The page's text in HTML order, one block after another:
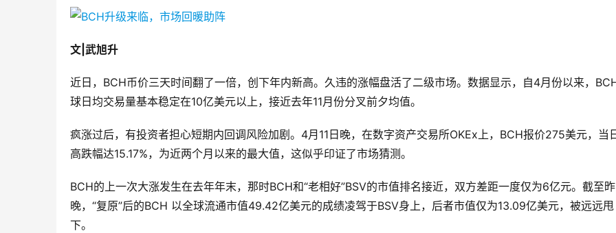
文|武旭升
近日，BCH币价三天时间翻了一倍，创下年内新高。久违的涨幅盘活了二级市场。数据显示，自4月份以来，
球日均交易量基本稳定在10亿美元以上，接近去年11月份分叉前夕均值。
疯涨过后，有投资者担心短期内回调风险加剧。4月11日晚，在数字资产交易所OKEx上，BCH报价275美元，当
高跌幅达15.17%，为近两个月以来的最大值，这似乎印证了市场猜测。
BCH的上一次大涨发生在去年年末，那时BCH和“老相好”BSV的市值排名接近，双方差距一度仅为6亿元。截至昨
晚，“复原”后的BCH 以全球流通市值49.42亿美元的成绩凌驾于BSV身上，后者市值仅为13.09亿美元，被远远甩
下。